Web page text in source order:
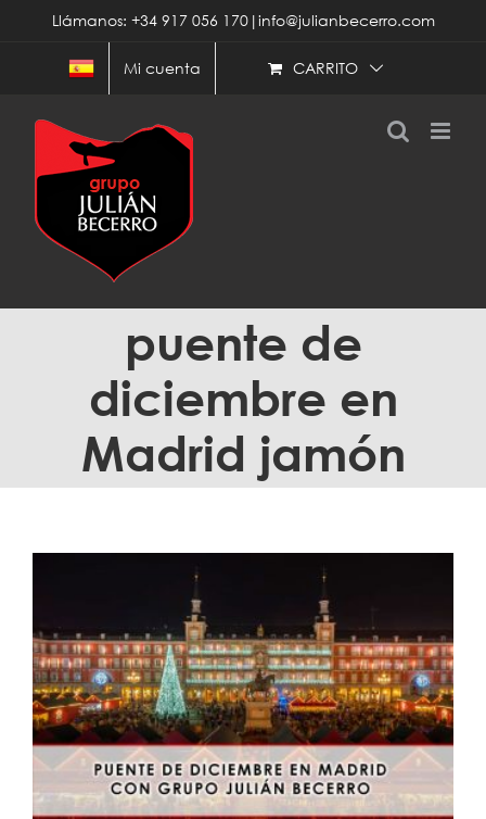
contenido
Llámanos: +34 917 056 170|info@julianbecerro.com
Mi cuenta CARRITO
puente de
diciembre en
Madrid jamón
Puente de diciembre en Madrid con
Grupo Julián Becerro